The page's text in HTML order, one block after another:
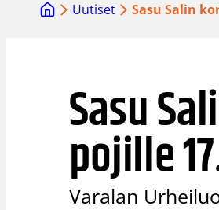
Uutiset Sasu Salin
Sasu
pojille
Varalan